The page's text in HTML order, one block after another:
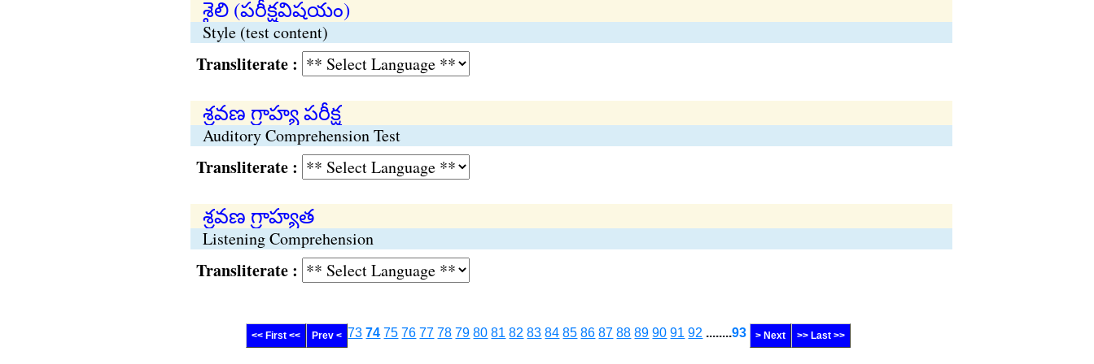
శైలి (పరీక్షవిషయం)
Style (test content)
Transliterate :
శ్రవణ గ్రాహ్య పరీక్ష
Auditory Comprehension Test
Transliterate :
శ్రవణ గ్రాహ్యత
Listening Comprehension
Transliterate :
<< First << Prev < 73 74 75 76 77 78 79 80 81 82 83 84 85 86 87 88 89 90 91 92 ........93 > Next >> Last >>